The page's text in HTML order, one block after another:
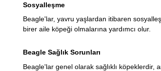
Sosyalleşme
Beagle'lar, yavru yaşlardan itibaren
birer aile köpeği olmalarına yardımcı olur.
Beagle Sağlık Sorunları
Beagle'lar genel olarak sağlıklı köpeklerdir,